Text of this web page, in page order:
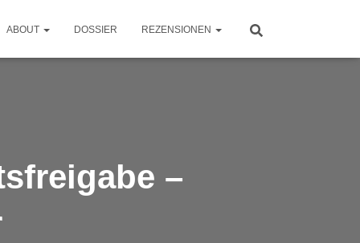
ABOUT DOSSIER REZENSIONEN
–